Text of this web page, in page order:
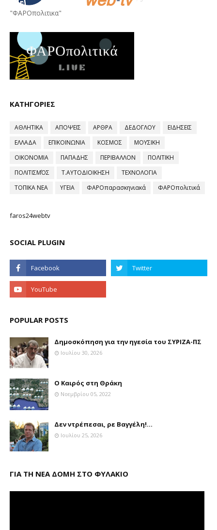
"ΦΑΡΟπολιτικα"
ΚΑΤΗΓΟΡΙΕΣ
ΑΘΛΗΤΙΚΑ ΑΠΟΨΕΙΣ ΑΡΘΡΑ ΔΕΔΟΓΛΟΥ
ΕΙΔΗΣΕΙΣ
ΕΛΛΑΔΑ
ΕΠΙΚΟΙΝΩΝΙΑ ΚΟΣΜΟΣ
ΜΟΥΣΙΚΗ
ΟΙΚΟΝΟΜΙΑ
ΠΑΠΑΔΗΣ ΠΕΡΙΒΑΛΛΟΝ
ΠΟΛΙΤΙΚΗ
ΠΟΛΙΤΙΣΜΌΣ
Τ.ΑΥΤΟΔΙΟΙΚΗΣΗ
ΤΕΧΝΟΛΟΓΙΑ
ΤΟΠΙΚΑ ΝΕΑ
ΥΓΕΙΑ ΦΑΡΟπαρασκηνιακά ΦΑΡΟπολιτικά
faros24webtv
SOCIAL PLUGIN
POPULAR POSTS
Δημοσκόπηση για την ηγεσία του ΣΥΡΙΖΑ-ΠΣ
Ιουλίου 30, 2026
Ο Καιρός στη Θράκη
Νοεμβρίου 05, 2022
Δεν ντρέπεσαι, ρε Βαγγέλη!...
Ιουλίου 25, 2026
ΓΙΑ ΤΗ ΝΕΑ ΔΟΜΗ ΣΤΟ ΦΥΛΑΚΙΟ